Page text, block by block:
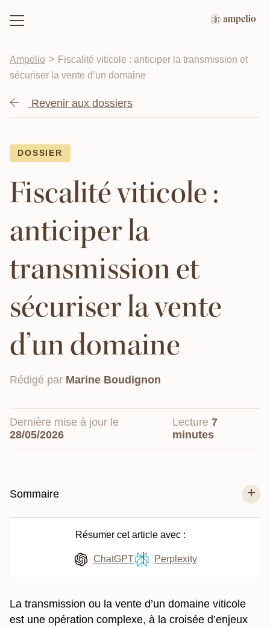
Ampelio > Fiscalité viticole : anticiper la transmission et
sécuriser la vente d’un domaine
Revenir aux dossiers
DOSSIER
Fiscalité viticole :
anticiper la
transmission et
sécuriser la vente
d’un domaine
Rédigé par Marine Boudignon
Dernière mise à jour le
28/05/2026
Lecture7
minutes
Sommaire
Résumer cet article avec :
ChatGPT Perplexity
La transmission ou la vente d’un domaine viticole
est une opération complexe, à la croisée d’enjeux